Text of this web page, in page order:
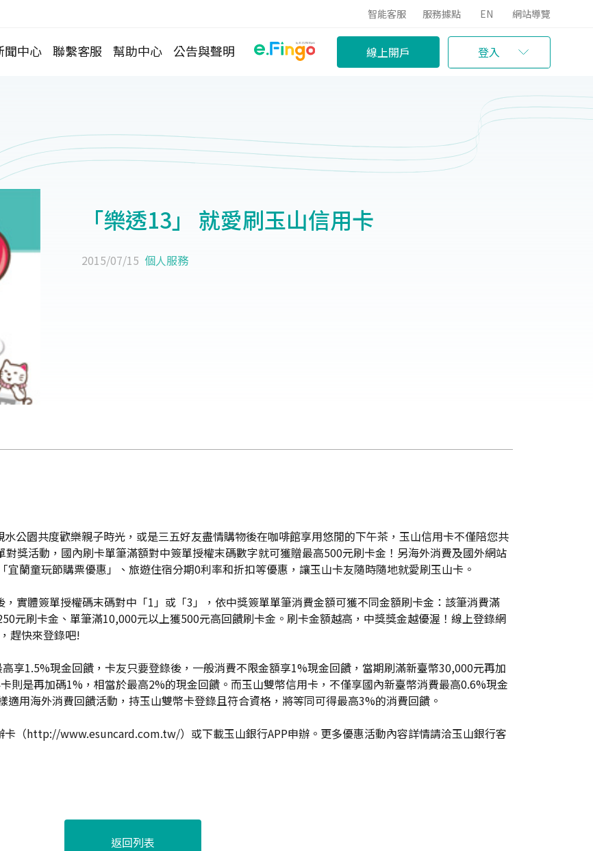
智能客服 服務據點 EN 網站導覽
聞中心 聯繫客服 幫助中心 公告與聲明 線上開戶 登入
「樂透13」 就愛刷玉山信用卡
2015/07/15 個人服務
公園共度歡樂親子時光，或是三五好友盡情購物後在咖啡館享用悠閒的下午茶，玉山信用卡不僅陪您共
獎活動，國內刷卡單筆滿額對中簽單授權末碼數字就可獲贈最高500元刷卡金！另海外消費及國外網站
蘭童玩節購票優惠」、旅遊住宿分期0利率和折扣等優惠，讓玉山卡友隨時隨地就愛刷玉山卡。
實體簽單授權碼末碼對中「1」或「3」，依中獎簽單單筆消費金額可獲不同金額刷卡金：該筆消費滿
元刷卡金、單筆滿10,000元以上獲500元高回饋刷卡金。刷卡金額越高，中獎獎金越優渥！線上登錄網
趕快來登錄吧!
享1.5%現金回饋，卡友只要登錄後，一般消費不限金額享1%現金回饋，當期刷滿新臺幣30,000元再加
則是再加碼1%，相當於最高2%的現金回饋。而玉山雙幣信用卡，不僅享國內新臺幣消費最高0.6%現金
用海外消費回饋活動，持玉山雙幣卡登錄且符合資格，將等同可得最高3%的消費回饋。
卡（http://www.esuncard.com.tw/）或下載玉山銀行APP申辦。更多優惠活動內容詳情請洽玉山銀行客
返回列表